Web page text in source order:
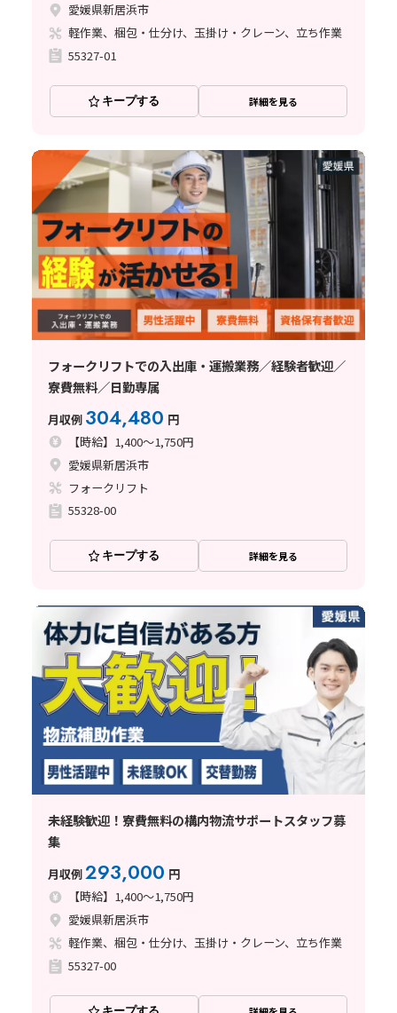
愛媛県新居浜市
軽作業、梱包・仕分け、玉掛け・クレーン、立ち作業
55327-01
キープする 詳細を見る
フォークリフトでの入出庫・運搬業務／経験者歓迎／
寮費無料／日勤専属
月収例 304,480 円
【時給】1,400～1,750円
愛媛県新居浜市
フォークリフト
55328-00
キープする 詳細を見る
未経験歓迎！寮費無料の構内物流サポートスタッフ募
集
月収例293,000 円
【時給】1,400～1,750円
愛媛県新居浜市
軽作業、梱包・仕分け、玉掛け・クレーン、立ち作業
55327-00